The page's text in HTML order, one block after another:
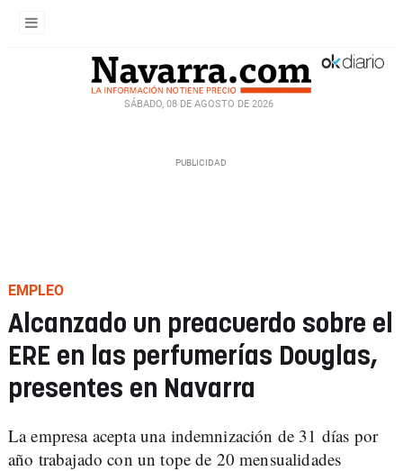
SÁBADO, 08 DE AGOSTO DE 2026
EMPLEO
Alcanzado un preacuerdo sobre el
ERE en las perfumerías Douglas,
presentes en Navarra
La empresa acepta una indemnización de 31 días por
año trabajado con un tope de 20 mensualidades